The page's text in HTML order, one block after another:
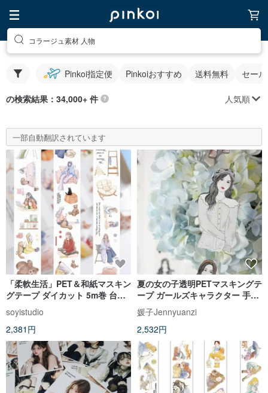
コラージュ素材 人物
Pinkoi指定便 Pinkoiおすすめ 送料無料 セー
の検索結果：34,000+ 件 人気順
一部自動翻訳されています
「柔軟生活」PET＆和紙マスキン
グテープ ダイカット 5m巻 台湾
soyistudio
2,381円
夏の女の子透明PETマスキングテ
ープ ガールズキャラクター 手帳
素材
媛子Jennyuanzi
2,532円